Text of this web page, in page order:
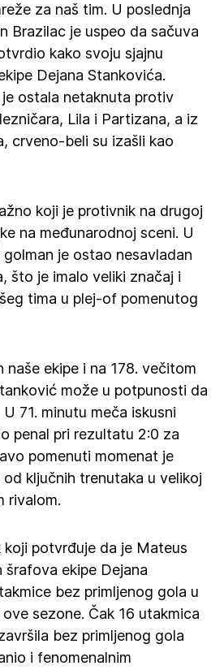
za naš tim. U poslednja
Brazilac je uspeo da sačuva
kako svoju sjajnu
Dejana Stankovića.
ostala netaknuta protiv
Lila i Partizana, a iz
crveno-beli su izašli kao
koji je protivnik na drugoj
na međunarodnoj sceni. U
golman je ostao nesavladan
što je imalo veliki značaj i
tima u plej-of pomenutog
naše ekipe i na 178. večitom
može u potpunosti da
71. minutu meča iskusni
penal pri rezultatu 2:0 za
pomenuti momenat je
ključnih trenutaka u velikoj
rivalom.
potvrđuje da je Mateus
šrafova ekipe Dejana
bez primljenog gola u
sezone. Čak 16 utakmica
bez primljenog gola
i fenomenalnim